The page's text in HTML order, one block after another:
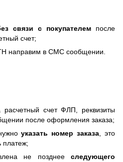
связи с покупателем после
счет;
направим в СМС сообщении.
расчетный счет ФЛП, реквизиты
после оформления заказа;
указать номер заказа, это
платеж;
не позднее следующего